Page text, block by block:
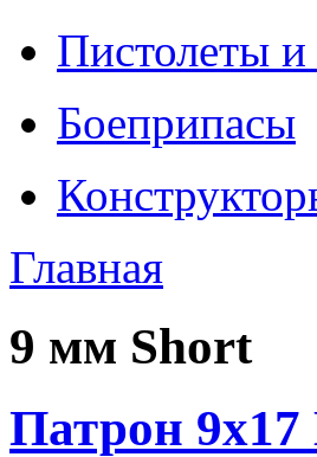
Пистолеты и
Боеприпасы
Главная
9 мм Short
Патрон